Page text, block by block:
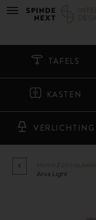
TAFELS
KASTEN
VERLICHTING
Home / Zitmeubelen
Arva Light